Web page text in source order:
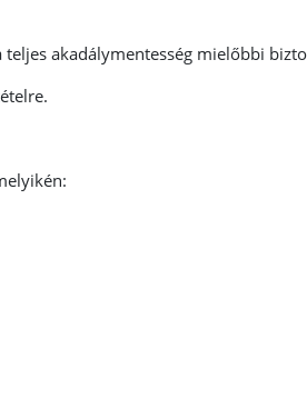
akadálymentesség mielőbbi